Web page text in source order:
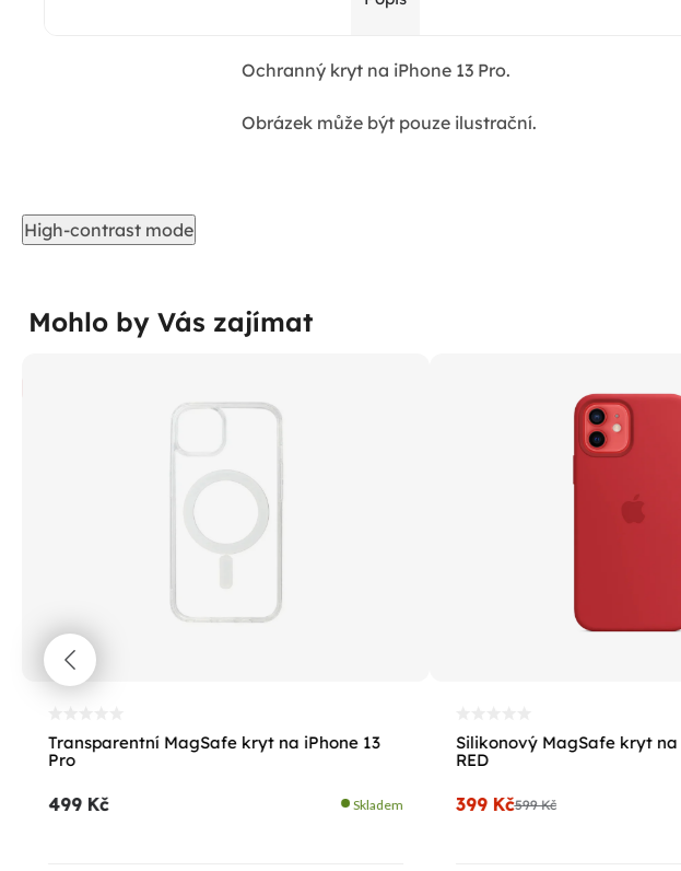
Ochranný kryt na iPhone 13 Pro.
Obrázek může být pouze ilustrační.
High-contrast mode
Mohlo by Vás zajímat
Transparentní MagSafe kryt na iPhone 13
Pro
499 Kč Skladem
Silikonový MagSafe kryt na
RED
599 Kč
399 Kč